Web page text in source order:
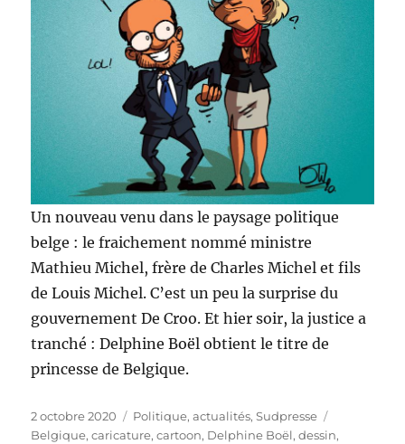
Un nouveau venu dans le paysage politique
belge : le fraichement nommé ministre
Mathieu Michel, frère de Charles Michel et fils
de Louis Michel. C’est un peu la surprise du
gouvernement De Croo. Et hier soir, la justice a
tranché : Delphine Boël obtient le titre de
princesse de Belgique.
Publié
le
2 octobre 2020 Catégories
Politique, actualités,Sudpresse
Belgique,caricature,cartoon, Delphine Boël,dessin,